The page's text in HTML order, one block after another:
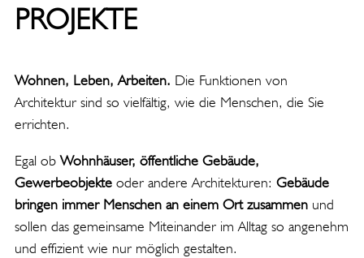
PROJEKTE
Wohnen, Leben, Arbeiten. Die Funktionen von
Architektur sind so vielfältig, wie die Menschen, die Sie
errichten.
Egal obWohnhäuser, öffentliche Gebäude,
Gewerbeobjekte oder andere Architekturen: Gebäude
bringen immer Menschen an einem Ort zusammen und
sollen das gemeinsame Miteinander im Alltag so angenehm
und effizient wie nur möglich gestalten.